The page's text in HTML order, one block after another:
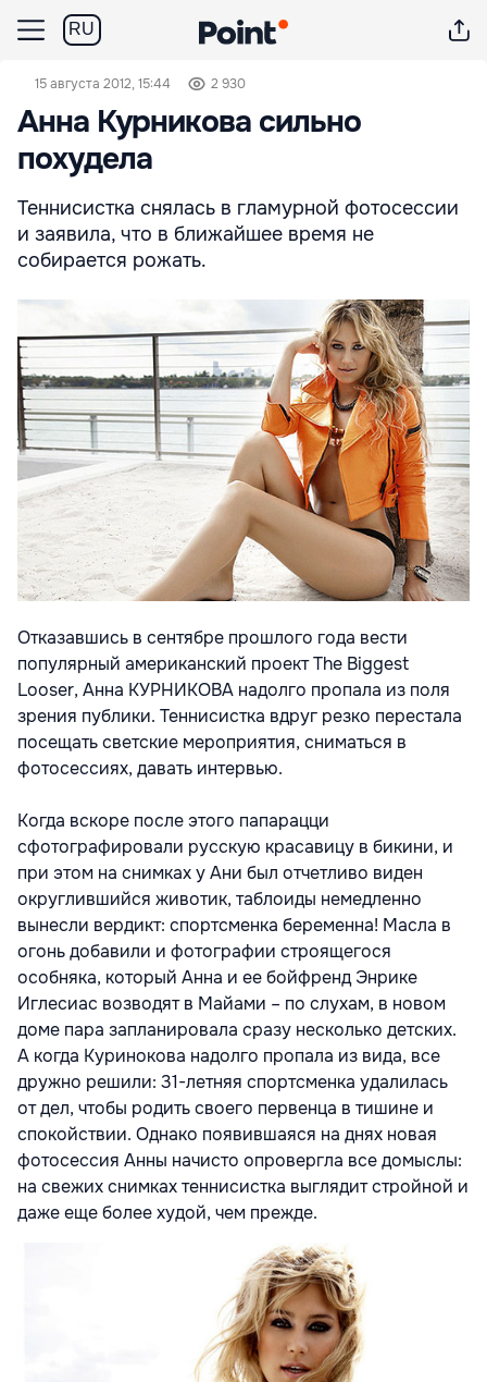
RU
15 августа 2012, 15:44 2 930
Анна Курникова сильно
похудела
Теннисистка снялась в гламурной фотосессии
и заявила, что в ближайшее время не
собирается рожать.
Отказавшись в сентябре прошлого года вести
популярный американский проект The Biggest
Looser, Анна КУРНИКОВА надолго пропала из поля
зрения публики. Теннисистка вдруг резко перестала
посещать светские мероприятия, сниматься в
фотосессиях, давать интервью.
Когда вскоре после этого папарацци
сфотографировали русскую красавицу в бикини, и
при этом на снимках у Ани был отчетливо виден
округлившийся животик, таблоиды немедленно
вынесли вердикт: спортсменка беременна! Масла в
огонь добавили и фотографии строящегося
особняка, который Анна и ее бойфренд Энрике
Иглесиас возводят в Майами – по слухам, в новом
доме пара запланировала сразу несколько детских.
А когда Куринокова надолго пропала из вида, все
дружно решили: 31-летняя спортсменка удалилась
от дел, чтобы родить своего первенца в тишине и
спокойствии. Однако появившаяся на днях новая
фотосессия Анны начисто опровергла все домыслы:
на свежих снимках теннисистка выглядит стройной и
даже еще более худой, чем прежде.